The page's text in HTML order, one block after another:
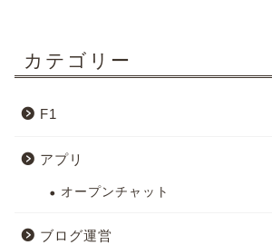
カテゴリー
F1
アプリ
オープンチャット
ブログ運営